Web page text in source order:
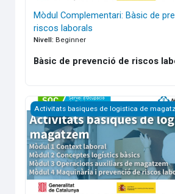
Mòdul Complementari: Bàsic de
riscos laborals
Nivell:Beginner
Bàsic de prevenció de riscos
Activitats bàsiques de logistica de
Activitats basiques de logistica de